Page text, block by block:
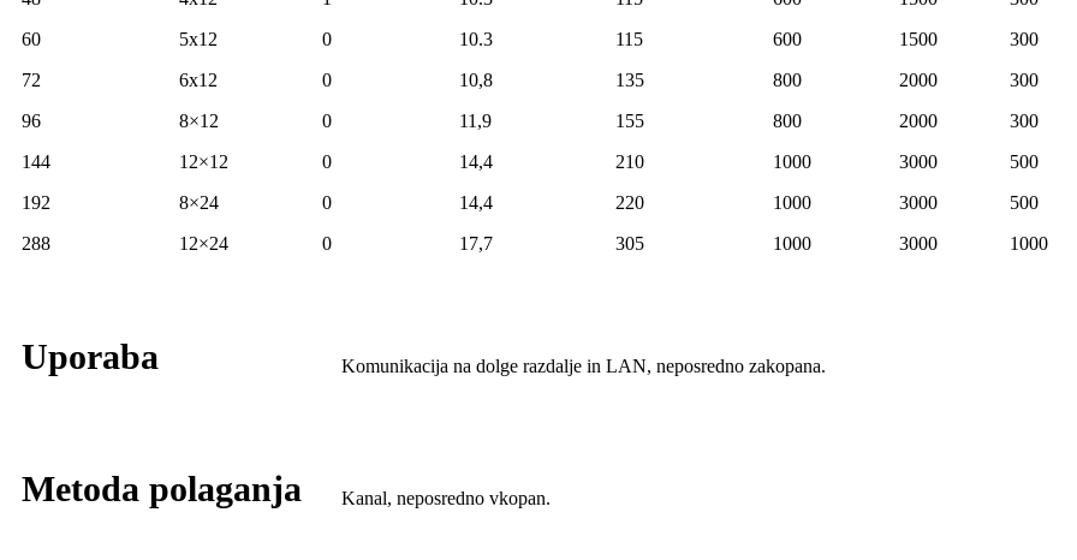
60
5x12 0 10.3 115 600 1500
300
72
6x12 0 10,8 135 800 2000
300
96
8×12 0 11,9 155 800 2000
300
144
12×12 0 14,4 210 1000 3000
500
192
8×24 0 14,4 220 1000 3000
500
288
12×24 0 17,7 305 1000 3000 1000
Uporaba Komunikacija na dolge razdalje in LAN, neposredno zakopana.
Metoda polaganja Kanal, neposredno vkopan.